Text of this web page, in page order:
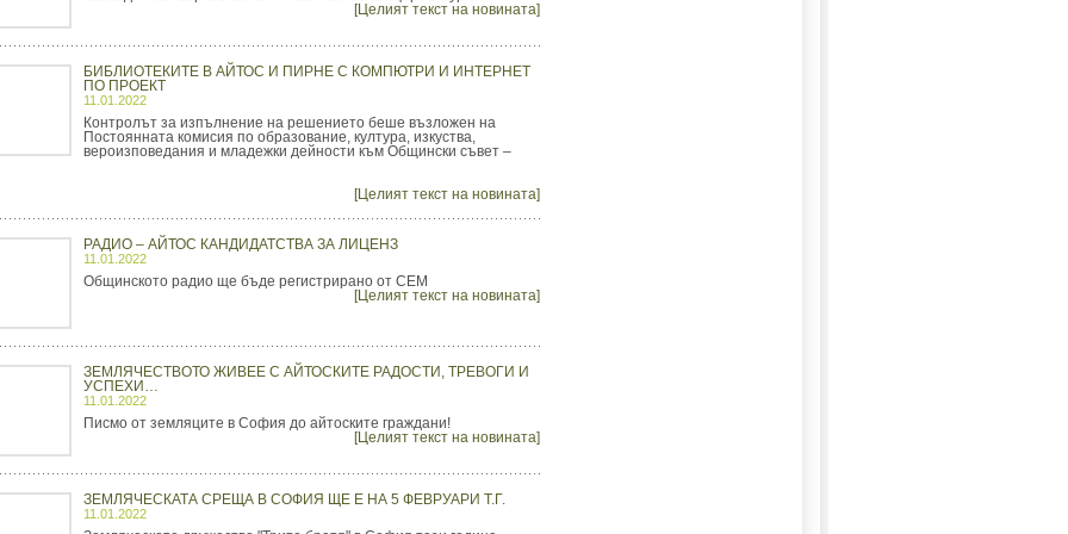
[Целият текст на новината]
БИБЛИОТЕКИТЕ В АЙТОС И ПИРНЕ С КОМПЮТРИ И ИНТЕРНЕТ
ПО ПРОЕКТ
11.01.2022
Контролът за изпълнение на решението беше възложен на
Постоянната комисия по образование, култура, изкуства,
вероизповедания и младежки дейности към Общински съвет –
[Целият текст на новината]
РАДИО – АЙТОС КАНДИДАТСТВА ЗА ЛИЦЕНЗ
11.01.2022
Общинското радио ще бъде регистрирано от СЕМ
[Целият текст на новината]
ЗЕМЛЯЧЕСТВОТО ЖИВЕЕ С АЙТОСКИТЕ РАДОСТИ, ТРЕВОГИ И
УСПЕХИ…
11.01.2022
Писмо от земляците в София до айтоските граждани!
[Целият текст на новината]
ЗЕМЛЯЧЕСКАТА СРЕЩА В СОФИЯ ЩЕ Е НА 5 ФЕВРУАРИ Т.Г.
11.01.2022